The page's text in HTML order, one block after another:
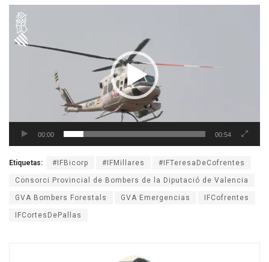
Reproductor
de
vídeo
00:00 00:54
Etiquetas: #IFBicorp #IFMillares #IFTeresaDeCofrentes
Consorci Provincial de Bombers de la Diputació de Valencia
GVA Bombers Forestals GVA Emergencias IFCofrentes
IFCortesDePallas